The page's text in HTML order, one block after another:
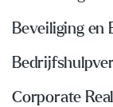
Beveiliging en
Corporate